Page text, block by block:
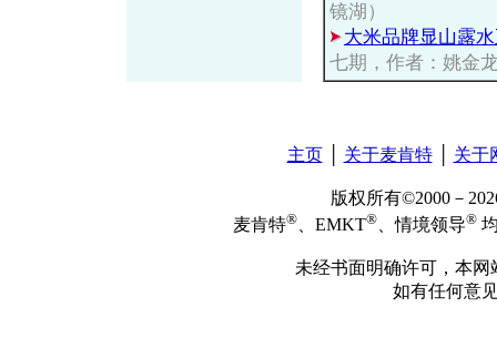
镜湖）
大米品牌显山露
七期，作者：姚金
主页│ 关于麦肯特│ 关于
版权所有©2000－
麦肯特® 、EMKT® 、情境领导®
未经书面明确许可，本
如有任何意